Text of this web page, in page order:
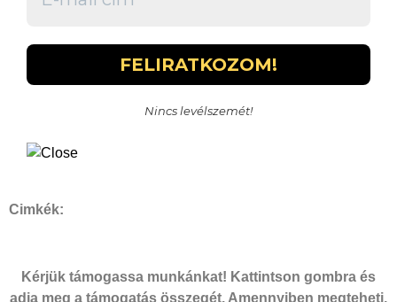
Nincs levélszemét!
Cimkék:
Kérjük támogassa munkánkat! Kattintson gombra és
adja meg a támogatás összegét. Amennyiben megteheti,